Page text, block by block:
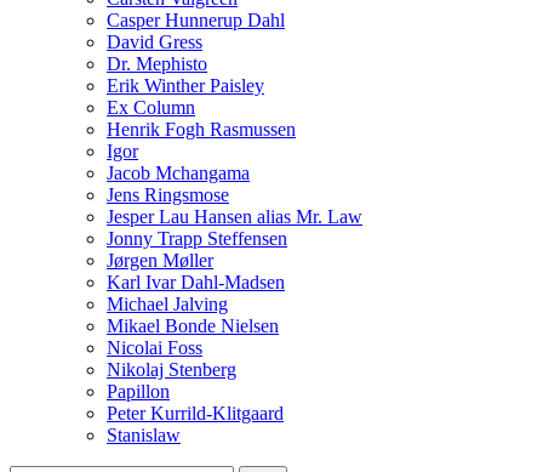
Casper Hunnerup Dahl
David Gress
Dr. Mephisto
Erik Winther Paisley
Ex Column
Henrik Fogh Rasmussen
Igor
Jacob Mchangama
Jens Ringsmose
Jesper Lau Hansen alias Mr. Law
Jonny Trapp Steffensen
Jørgen Møller
Karl Ivar Dahl-Madsen
Michael Jalving
Mikael Bonde Nielsen
Nicolai Foss
Nikolaj Stenberg
Papillon
Peter Kurrild-Klitgaard
Stanislaw